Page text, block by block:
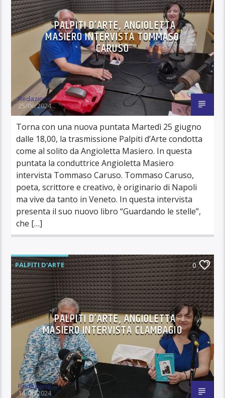
PALPITI D’ARTE, ANGIOLETTA
MASIERO INTERVISTA TOMMASO
CARUSO
Redazione
25/06/2024
Torna con una nuova puntata Martedì 25 giugno
dalle 18,00, la trasmissione Palpiti d’Arte condotta
come al solito da Angioletta Masiero. In questa
puntata la conduttrice Angioletta Masiero
intervista Tommaso Caruso. Tommaso Caruso,
poeta, scrittore e creativo, è originario di Napoli
ma vive da tanto in Veneto. In questa intervista
presenta il suo nuovo libro “Guardando le stelle”,
che […]
PALPITI D'ARTE 0
PALPITI D’ARTE, ANGIOLETTA
MASIERO INTERVISTA CLAMBAGIO
Redazione
14/06/2024